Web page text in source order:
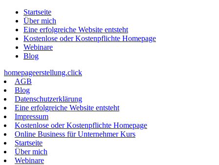
Zum
Inhalt
springen
Startseite
Über mich
Eine erfolgreiche Website entsteht
Kostenlose oder Kostenpflichte Homepage
Webinare
Blog
homepageerstellung.click
AGB
Blog
Datenschutzerklärung
Eine erfolgreiche Website entsteht
Impressum
Kostenlose oder Kostenpflichte Homepage
Online Business für Unternehmer Kurs
Startseite
Über mich
Webinare